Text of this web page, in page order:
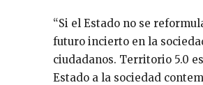
“Si el Estado no se
futuro incierto en la
ciudadanos. Territorio 5.0
Estado a la sociedad